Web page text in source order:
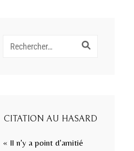
Recherche
CITATION AU HASARD
« Il n’y a point d’amitié